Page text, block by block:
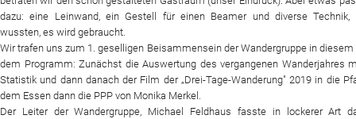
News
dazu: eine Leinwand, ein Gestell für einen Beamer und diverse Technik,
wussten, es wird gebraucht.
Wir trafen uns zum 1. geselligen Beisammensein der Wandergruppe in diesem
dem Programm: Zunächst die Auswertung des vergangenen Wanderjahres
Statistik und dann danach der Film der „Drei-Tage-Wanderung" 2019 in die
dem Essen dann die PPP von Monika Merkel.
Der Leiter der Wandergruppe, Michael Feldhaus fasste in lockerer Art